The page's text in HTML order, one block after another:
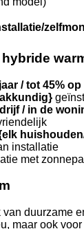
/ tot 45%
/ in de
installatie
met
duurzame
maar ook voor